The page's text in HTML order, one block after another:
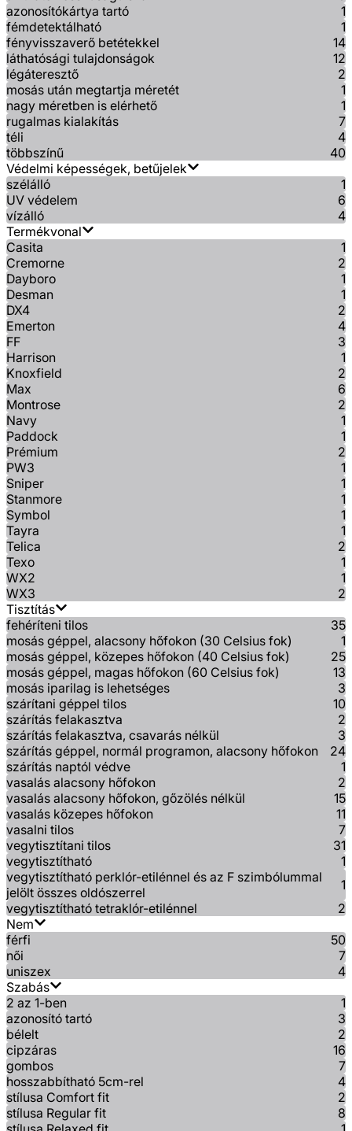
azonosítókártya tartó
1
fémdetektálható
1
fényvisszaverő betétekkel
14
láthatósági tulajdonságok
12
légáteresztő
2
mosás után megtartja méretét
1
nagy méretben is elérhető
1
rugalmas kialakítás
7
téli
4
többszínű
40
Védelmi képességek, betűjelek
szélálló
1
UV védelem
6
vízálló
4
Termékvonal
Casita
1
Cremorne
2
Dayboro
1
Desman
1
DX4
2
Emerton
4
FF
3
Harrison
1
Knoxfield
2
Max
6
Montrose
2
Navy
1
Paddock
1
Prémium
2
PW3
1
Sniper
1
Stanmore
1
Symbol
1
Tayra
1
Telica
2
Texo
1
WX2
1
WX3
2
Tisztítás
fehéríteni tilos
35
mosás géppel, alacsony hőfokon (30 Celsius fok)
1
mosás géppel, közepes hőfokon (40 Celsius fok)
25
mosás géppel, magas hőfokon (60 Celsius fok)
13
mosás iparilag is lehetséges
3
szárítani géppel tilos
10
szárítás felakasztva
2
szárítás felakasztva, csavarás nélkül
3
szárítás géppel, normál programon, alacsony hőfokon
24
szárítás naptól védve
1
vasalás alacsony hőfokon
2
vasalás alacsony hőfokon, gőzölés nélkül
15
vasalás közepes hőfokon
11
vasalni tilos
7
vegytisztítani tilos
31
vegytisztítható
1
vegytisztítható perklór-etilénnel és az F szimbólummal
jelölt összes oldószerrel
1
vegytisztítható tetraklór-etilénnel
2
Nem
férfi
50
női
7
uniszex
4
Szabás
2 az 1-ben
1
azonosító tartó
3
bélelt
2
cipzáras
16
gombos
7
hosszabbítható 5cm-rel
4
stílusa Comfort fit
2
stílusa Regular fit
8